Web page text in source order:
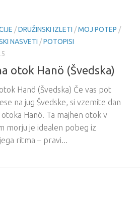
/DRUŽINSKI IZLETI /MOJ POTEP /
NASVETI /POTOPISI
otok Hanö (Švedska)
Hanö (Švedska) Če vas pot
na jug Švedske, si vzemite dan
otoka Hanö. Ta majhen otok v
morju je idealen pobeg iz
ritma – pravi...